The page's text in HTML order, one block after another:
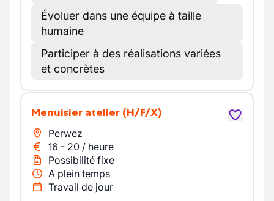
Évoluer dans une équipe à taille
humaine
Participer à des réalisations variées
et concrètes
Menuisier atelier (H/F/X)
Perwez
16 - 20 / heure
Possibilité fixe
A plein temps
Travail de jour